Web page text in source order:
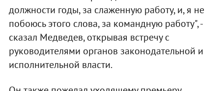
должности годы, за слаженную работу, и, я не
побоюсь этого слова, за командную работу", -
сказал Медведев, открывая встречу с
руководителями органов законодательной и
исполнительной власти.